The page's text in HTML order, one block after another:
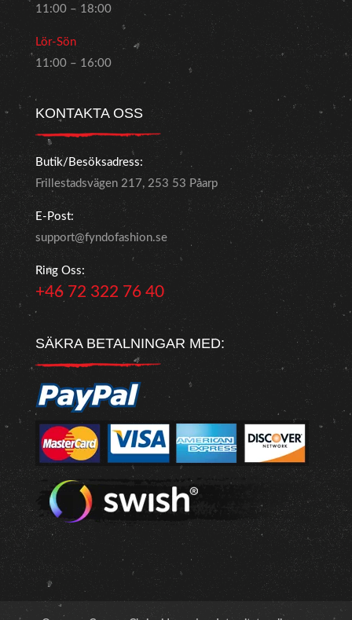
11:00 – 18:00
Lör-Sön
11:00 – 16:00
KONTAKTA OSS
Butik/Besöksadress:
Frillestadsvägen 217, 253 53 Påarp
E-Post:
support@fyndofashion.se
Ring Oss:
+46 72 322 76 40
SÄKRA BETALNINGAR MED: